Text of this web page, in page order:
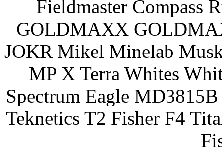
Fieldmaster Compass
GOLDMAXX
JOKR Mikel Minelab
MP X Terra Whites
Spectrum Eagle
Teknetics T2 Fisher F4